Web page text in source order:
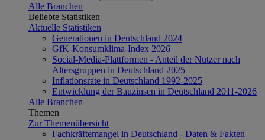
Alle Branchen
Beliebte Statistiken
Aktuelle Statistiken
Generationen in Deutschland 2024
GfK-Konsumklima-Index 2026
Social-Media-Plattformen - Anteil der Nutzer nach
Altersgruppen in Deutschland 2025
Inflationsrate in Deutschland 1992-2025
Entwicklung der Bauzinsen in Deutschland 2011-2026
Alle Branchen
Themen
Zur Themenübersicht
Fachkräftemangel in Deutschland - Daten & Fakten